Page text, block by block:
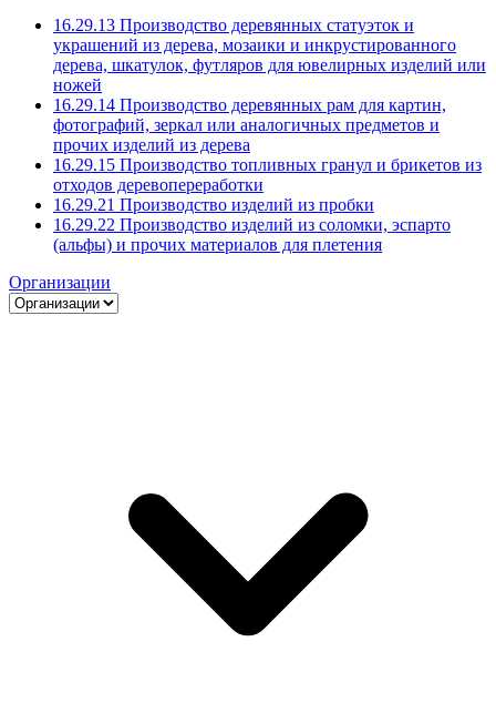
16.29.13 Производство деревянных статуэток и
украшений из дерева, мозаики и инкрустированного
дерева, шкатулок, футляров для ювелирных изделий или
ножей
16.29.14 Производство деревянных рам для картин,
фотографий, зеркал или аналогичных предметов и
прочих изделий из дерева
16.29.15 Производство топливных гранул и брикетов из
отходов деревопереработки
16.29.21 Производство изделий из пробки
16.29.22 Производство изделий из соломки, эспарто
(альфы) и прочих материалов для плетения
Организации